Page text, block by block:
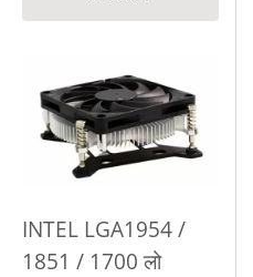
INTEL LGA1954 /
1851 / 1700 लो